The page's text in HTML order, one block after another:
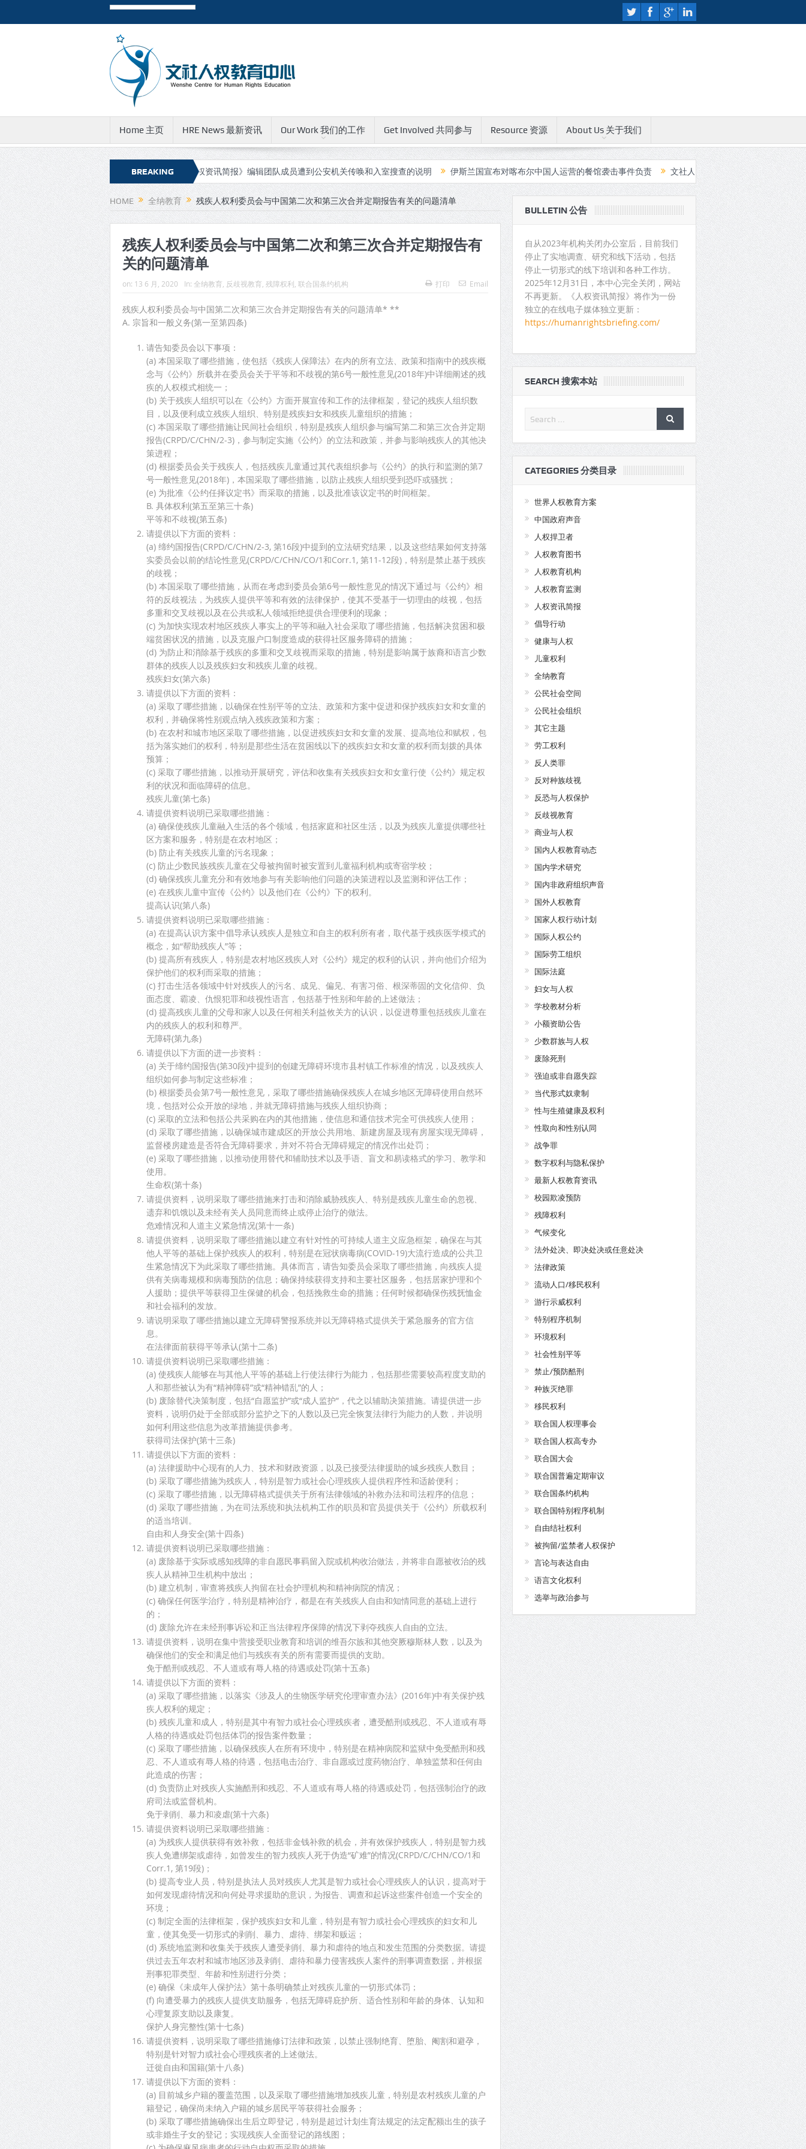
Home 主页 HRE News 最新资讯 Our Work 我们的工作 Get Involved 共同参与 Resource 资源 About Us 关于我们
BREAKING
NEWS
》新的网址和邮件地址 有关《人权资讯简报》编辑团队成员遭到公安机关传唤和入室搜查的说明 伊斯兰国宣布对喀布尔中国人运营的餐馆袭击事件负责 文社人权教育中心无限期关闭公告 中国支持印
HOME 全纳教育 残疾人权利委员会与中国第二次和第三次合并定期报告有关的问题清单
残疾人权利委员会与中国第二次和第三次合并定期报告有
关的问题清单
on: 13 6 月, 2020 In: 全纳教育 反歧视教育 残障权利 联合国条约机构 打印 Email
残疾人权利委员会与中国第二次和第三次合并定期报告有关的问题清单* **
A. 宗旨和一般义务(第一至第四条)
请告知委员会以下事项：
(a) 本国采取了哪些措施，使包括《残疾人保障法》在内的所有立法、政策和指南中的残疾概
念与《公约》所载并在委员会关于平等和不歧视的第6号一般性意见(2018年)中详细阐述的残
疾的人权模式相统一；
(b) 关于残疾人组织可以在《公约》方面开展宣传和工作的法律框架，登记的残疾人组织数
目，以及便利成立残疾人组织、特别是残疾妇女和残疾儿童组织的措施；
(c) 本国采取了哪些措施让民间社会组织，特别是残疾人组织参与编写第二和第三次合并定期
报告(CRPD/C/CHN/2-3)，参与制定实施《公约》的立法和政策，并参与影响残疾人的其他决
策进程；
(d) 根据委员会关于残疾人，包括残疾儿童通过其代表组织参与《公约》的执行和监测的第7
号一般性意见(2018年)，本国采取了哪些措施，以防止残疾人组织受到恐吓或骚扰；
(e) 为批准《公约任择议定书》而采取的措施，以及批准该议定书的时间框架。
B. 具体权利(第五至第三十条)
平等和不歧视(第五条)
请提供以下方面的资料：
(a) 缔约国报告(CRPD/C/CHN/2-3, 第16段)中提到的立法研究结果，以及这些结果如何支持落
实委员会以前的结论性意见(CRPD/C/CHN/CO/1和Corr.1, 第11-12段)，特别是禁止基于残疾
的歧视；
(b) 本国采取了哪些措施，从而在考虑到委员会第6号一般性意见的情况下通过与《公约》相
符的反歧视法，为残疾人提供平等和有效的法律保护，使其不受基于一切理由的歧视，包括
多重和交叉歧视以及在公共或私人领域拒绝提供合理便利的现象；
(c) 为加快实现农村地区残疾人事实上的平等和融入社会采取了哪些措施，包括解决贫困和极
端贫困状况的措施，以及克服户口制度造成的获得社区服务障碍的措施；
(d) 为防止和消除基于残疾的多重和交叉歧视而采取的措施，特别是影响属于族裔和语言少数
群体的残疾人以及残疾妇女和残疾儿童的歧视。
残疾妇女(第六条)
请提供以下方面的资料：
(a) 采取了哪些措施，以确保在性别平等的立法、政策和方案中促进和保护残疾妇女和女童的
权利，并确保将性别观点纳入残疾政策和方案；
(b) 在农村和城市地区采取了哪些措施，以促进残疾妇女和女童的发展、提高地位和赋权，包
括为落实她们的权利，特别是那些生活在贫困线以下的残疾妇女和女童的权利而划拨的具体
预算；
(c) 采取了哪些措施，以推动开展研究，评估和收集有关残疾妇女和女童行使《公约》规定权
利的状况和面临障碍的信息。
残疾儿童(第七条)
请提供资料说明已采取哪些措施：
(a) 确保使残疾儿童融入生活的各个领域，包括家庭和社区生活，以及为残疾儿童提供哪些社
区方案和服务，特别是在农村地区；
(b) 防止有关残疾儿童的污名现象；
(c) 防止少数民族残疾儿童在父母被拘留时被安置到儿童福利机构或寄宿学校；
(d) 确保残疾儿童充分和有效地参与有关影响他们问题的决策进程以及监测和评估工作；
(e) 在残疾儿童中宣传《公约》以及他们在《公约》下的权利。
提高认识(第八条)
请提供资料说明已采取哪些措施：
(a) 在提高认识方案中倡导承认残疾人是独立和自主的权利所有者，取代基于残疾医学模式的
概念，如“帮助残疾人”等；
(b) 提高所有残疾人，特别是农村地区残疾人对《公约》规定的权利的认识，并向他们介绍为
保护他们的权利而采取的措施；
(c) 打击生活各领域中针对残疾人的污名、成见、偏见、有害习俗、根深蒂固的文化信仰、负
面态度、霸凌、仇恨犯罪和歧视性语言，包括基于性别和年龄的上述做法；
(d) 提高残疾儿童的父母和家人以及任何相关利益攸关方的认识，以促进尊重包括残疾儿童在
内的残疾人的权利和尊严。
无障碍(第九条)
请提供以下方面的进一步资料：
(a) 关于缔约国报告(第30段)中提到的创建无障碍环境市县村镇工作标准的情况，以及残疾人
组织如何参与制定这些标准；
(b) 根据委员会第7号一般性意见，采取了哪些措施确保残疾人在城乡地区无障碍使用自然环
境，包括对公众开放的绿地，并就无障碍措施与残疾人组织协商；
(c) 采取的立法和包括公共采购在内的其他措施，使信息和通信技术完全可供残疾人使用；
(d) 采取了哪些措施，以确保城市建成区的开放公共用地、新建房屋及现有房屋实现无障碍，
监督楼房建造是否符合无障碍要求，并对不符合无障碍规定的情况作出处罚；
(e) 采取了哪些措施，以推动使用替代和辅助技术以及手语、盲文和易读格式的学习、教学和
使用。
生命权(第十条)
请提供资料，说明采取了哪些措施来打击和消除威胁残疾人、特别是残疾儿童生命的忽视、
遗弃和饥饿以及未经有关人员同意而终止或停止治疗的做法。
危难情况和人道主义紧急情况(第十一条)
请提供资料，说明采取了哪些措施以建立有针对性的可持续人道主义应急框架，确保在与其
他人平等的基础上保护残疾人的权利，特别是在冠状病毒病(COVID-19)大流行造成的公共卫
生紧急情况下为此采取了哪些措施。具体而言，请告知委员会采取了哪些措施，向残疾人提
供有关病毒规模和病毒预防的信息；确保持续获得支持和主要社区服务，包括居家护理和个
人援助；提供平等获得卫生保健的机会，包括挽救生命的措施；任何时候都确保伤残抚恤金
和社会福利的发放。
请说明采取了哪些措施以建立无障碍警报系统并以无障碍格式提供关于紧急服务的官方信
息。
在法律面前获得平等承认(第十二条)
请提供资料说明已采取哪些措施：
(a) 使残疾人能够在与其他人平等的基础上行使法律行为能力，包括那些需要较高程度支助的
人和那些被认为有“精神障碍”或“精神错乱”的人；
(b) 废除替代决策制度，包括“自愿监护”或“成人监护”，代之以辅助决策措施。请提供进一步
资料，说明仍处于全部或部分监护之下的人数以及已完全恢复法律行为能力的人数，并说明
如何利用这些信息为改革措施提供参考。
获得司法保护(第十三条)
请提供以下方面的资料：
(a) 法律援助中心现有的人力、技术和财政资源，以及已接受法律援助的城乡残疾人数目；
(b) 采取了哪些措施为残疾人，特别是智力或社会心理残疾人提供程序性和适龄便利；
(c) 采取了哪些措施，以无障碍格式提供关于所有法律领域的补救办法和司法程序的信息；
(d) 采取了哪些措施，为在司法系统和执法机构工作的职员和官员提供关于《公约》所载权利
的适当培训。
自由和人身安全(第十四条)
请提供资料说明已采取哪些措施：
(a) 废除基于实际或感知残障的非自愿民事羁留入院或机构收治做法，并将非自愿被收治的残
疾人从精神卫生机构中放出；
(b) 建立机制，审查将残疾人拘留在社会护理机构和精神病院的情况；
(c) 确保任何医学治疗，特别是精神治疗，都是在有关残疾人自由和知情同意的基础上进行
的；
(d) 废除允许在未经刑事诉讼和正当法律程序保障的情况下剥夺残疾人自由的立法。
请提供资料，说明在集中营接受职业教育和培训的维吾尔族和其他突厥穆斯林人数，以及为
确保他们的安全和满足他们与残疾有关的所有需要而提供的支助。
免于酷刑或残忍、不人道或有辱人格的待遇或处罚(第十五条)
请提供以下方面的资料：
(a) 采取了哪些措施，以落实《涉及人的生物医学研究伦理审查办法》(2016年)中有关保护残
疾人权利的规定；
(b) 残疾儿童和成人，特别是其中有智力或社会心理残疾者，遭受酷刑或残忍、不人道或有辱
人格的待遇或处罚包括体罚的报告案件数量；
(c) 采取了哪些措施，以确保残疾人在所有环境中，特别是在精神病院和监狱中免受酷刑和残
忍、不人道或有辱人格的待遇，包括电击治疗、非自愿或过度药物治疗、单独监禁和任何由
此造成的伤害；
(d) 负责防止对残疾人实施酷刑和残忍、不人道或有辱人格的待遇或处罚，包括强制治疗的政
府司法或监督机构。
免于剥削、暴力和凌虐(第十六条)
请提供资料说明已采取哪些措施：
(a) 为残疾人提供获得有效补救，包括非金钱补救的机会，并有效保护残疾人，特别是智力残
疾人免遭绑架或虐待，如曾发生的智力残疾人死于伪造“矿难”的情况(CRPD/C/CHN/CO/1和
Corr.1, 第19段)；
(b) 提高专业人员，特别是执法人员对残疾人尤其是智力或社会心理残疾人的认识，提高对于
如何发现虐待情况和向何处寻求援助的意识，为报告、调查和起诉这些案件创造一个安全的
环境；
(c) 制定全面的法律框架，保护残疾妇女和儿童，特别是有智力或社会心理残疾的妇女和儿
童，使其免受一切形式的剥削、暴力、虐待、绑架和贩运；
(d) 系统地监测和收集关于残疾人遭受剥削、暴力和虐待的地点和发生范围的分类数据。请提
供过去五年农村和城市地区涉及剥削、虐待和暴力侵害残疾人案件的刑事调查数据，并根据
刑事犯罪类型、年龄和性别进行分类；
(e) 确保《未成年人保护法》第十条明确禁止对残疾儿童的一切形式体罚；
(f) 向遭受暴力的残疾人提供支助服务，包括无障碍庇护所、适合性别和年龄的身体、认知和
心理复原支助以及康复。
保护人身完整性(第十七条)
请提供资料，说明采取了哪些措施修订法律和政策，以禁止强制绝育、堕胎、阉割和避孕，
特别是针对智力或社会心理残疾者的上述做法。
迁徙自由和国籍(第十八条)
请提供以下方面的资料：
(a) 目前城乡户籍的覆盖范围，以及采取了哪些措施增加残疾儿童，特别是农村残疾儿童的户
籍登记，确保尚未纳入户籍的城乡居民平等获得社会服务；
(b) 采取了哪些措施确保出生后立即登记，特别是超过计划生育法规定的法定配额出生的孩子
或非婚生子女的登记；实现残疾人全面登记的路线图；
BULLETIN 公告
自从2023年机构关闭办公室后，目前我们
停止了实地调查、研究和线下活动，包括
停止一切形式的线下培训和各种工作坊。
2025年12月31日，本中心完全关闭，网站
不再更新。《人权资讯简报》将作为一份
独立的在线电子媒体独立更新：
https://humanrightsbriefing.com/
SEARCH 搜索本站
CATEGORIES 分类目录
世界人权教育方案
中国政府声音
人权捍卫者
人权教育图书
人权教育机构
人权教育监测
人权资讯简报
倡导行动
健康与人权
儿童权利
全纳教育
公民社会空间
公民社会组织
其它主题
劳工权利
反人类罪
反对种族歧视
反恐与人权保护
反歧视教育
商业与人权
国内人权教育动态
国内学术研究
国内非政府组织声音
国外人权教育
国家人权行动计划
国际人权公约
国际劳工组织
国际法庭
妇女与人权
学校教材分析
小额资助公告
少数群族与人权
废除死刑
强迫或非自愿失踪
当代形式奴隶制
性与生殖健康及权利
性取向和性别认同
战争罪
数字权利与隐私保护
最新人权教育资讯
校园欺凌预防
残障权利
气候变化
法外处决、即决处决或任意处决
法律政策
流动人口/移民权利
游行示威权利
特别程序机制
环境权利
社会性别平等
禁止/预防酷刑
种族灭绝罪
移民权利
联合国人权理事会
联合国人权高专办
联合国大会
联合国普遍定期审议
联合国条约机构
联合国特别程序机制
自由结社权利
被拘留/监禁者人权保护
言论与表达自由
语言文化权利
选举与政治参与